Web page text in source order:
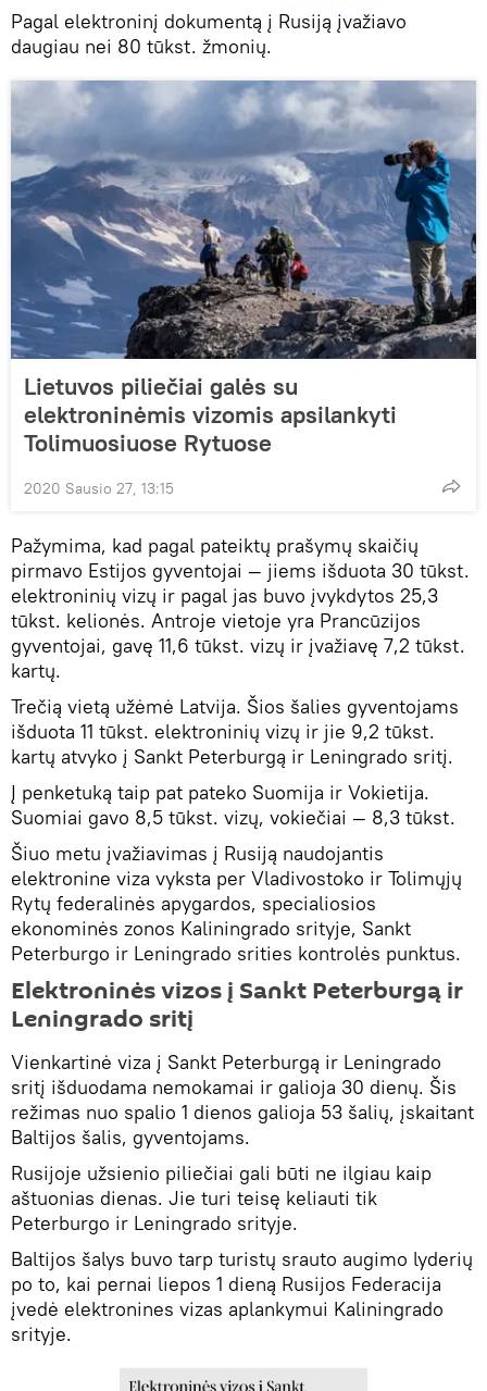
Pagal elektroninį dokumentą į Rusiją įvažiavo
daugiau nei 80 tūkst. žmonių.
Lietuvos piliečiai galės su
elektroninėmis vizomis apsilankyti
Tolimuosiuose Rytuose
2020 Sausio 27, 13:15
Pažymima, kad pagal pateiktų prašymų skaičių
pirmavo Estijos gyventojai — jiems išduota 30 tūkst.
elektroninių vizų ir pagal jas buvo įvykdytos 25,3
tūkst. kelionės. Antroje vietoje yra Prancūzijos
gyventojai, gavę 11,6 tūkst. vizų ir įvažiavę 7,2 tūkst.
kartų.
Trečią vietą užėmė Latvija. Šios šalies gyventojams
išduota 11 tūkst. elektroninių vizų ir jie 9,2 tūkst.
kartų atvyko į Sankt Peterburgą ir Leningrado sritį.
Į penketuką taip pat pateko Suomija ir Vokietija.
Suomiai gavo 8,5 tūkst. vizų, vokiečiai — 8,3 tūkst.
Šiuo metu įvažiavimas į Rusiją naudojantis
elektronine viza vyksta per Vladivostoko ir Tolimųjų
Rytų federalinės apygardos, specialiosios
ekonominės zonos Kaliningrado srityje, Sankt
Peterburgo ir Leningrado srities kontrolės punktus.
Elektroninės vizos į Sankt Peterburgą ir
Leningrado sritį
Vienkartinė viza į Sankt Peterburgą ir Leningrado
sritį išduodama nemokamai ir galioja 30 dienų. Šis
režimas nuo spalio 1 dienos galioja 53 šalių, įskaitant
Baltijos šalis, gyventojams.
Rusijoje užsienio piliečiai gali būti ne ilgiau kaip
aštuonias dienas. Jie turi teisę keliauti tik
Peterburgo ir Leningrado srityje.
Baltijos šalys buvo tarp turistų srauto augimo lyderių
po to, kai pernai liepos 1 dieną Rusijos Federacija
įvedė elektronines vizas aplankymui Kaliningrado
srityje.